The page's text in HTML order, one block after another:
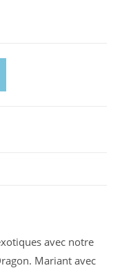
avec notre
Mariant avec